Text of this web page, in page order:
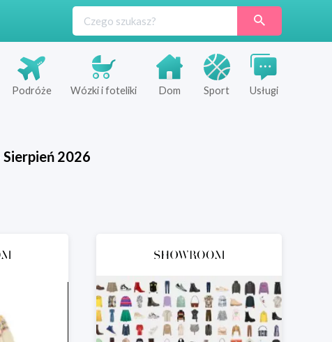
Podróże Wózki i foteliki Dom Sport Usługi
Sierpień 2026